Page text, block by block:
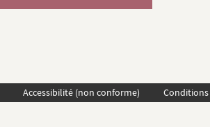
Accessibilité (non conforme)